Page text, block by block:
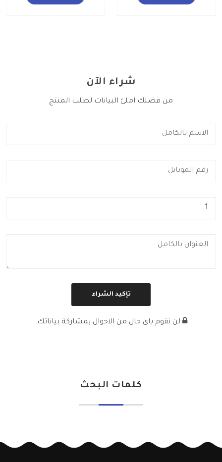
شراء الآن
من فضلك املئ البيانات لطلب المنتج
لن نقوم باى حال من الاحوال بمشاركة بياناتك.
كلمات البحث